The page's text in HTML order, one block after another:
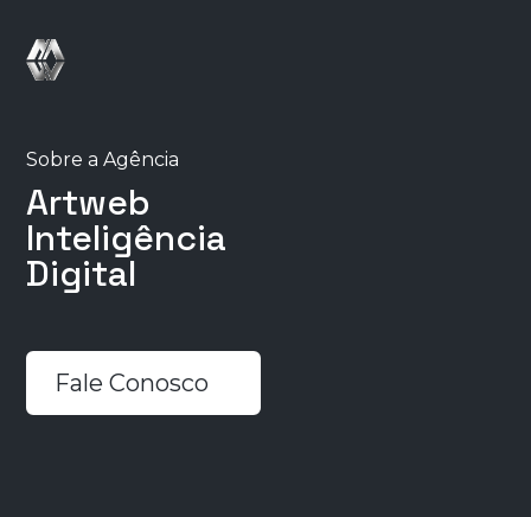
Sobre a Agência
Artweb
Inteligência
Digital
Fale Conosco